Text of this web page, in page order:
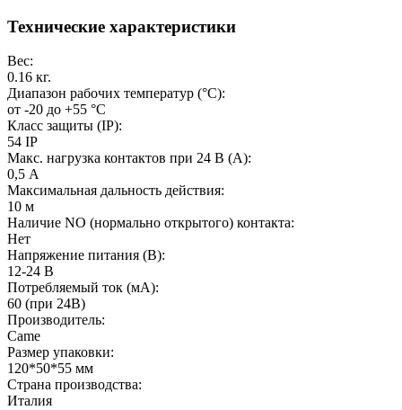
Технические характеристики
Вес:
0.16 кг.
Диапазон рабочих температур (°C):
от -20 до +55 °C
Класс защиты (IP):
54 IP
Макс. нагрузка контактов при 24 В (А):
0,5 А
Максимальная дальность действия:
10 м
Наличие NO (нормально открытого) контакта:
Нет
Напряжение питания (В):
12-24 В
Потребляемый ток (мA):
60 (при 24В)
Производитель:
Came
Размер упаковки:
120*50*55 мм
Страна производства:
Италия